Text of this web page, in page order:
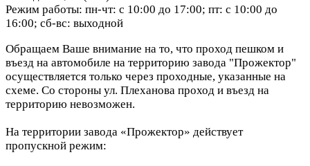
Режим работы: пн-чт: с 10:00 до 17:00; пт: с 10:00 до
16:00; сб-вс: выходной
Обращаем Ваше внимание на то, что проход пешком и
въезд на автомобиле на территорию завода "Прожектор"
осуществляется только через проходные, указанные на
схеме. Со стороны ул. Плеханова проход и въезд на
территорию невозможен.
На территории завода «Прожектор» действует
пропускной режим: